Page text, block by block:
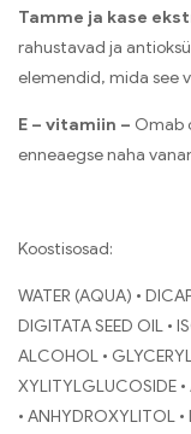
Tamme ja kase
rahustavad ja
elemendid, mida see
E – vitamiin – Omab
enneaegse naha
Koostisosad:
WATER (AQUA) •
DIGITATA SEED OIL •
ALCOHOL •
XYLITYLGLUCOSIDE
• ANHYDROXYLITOL •